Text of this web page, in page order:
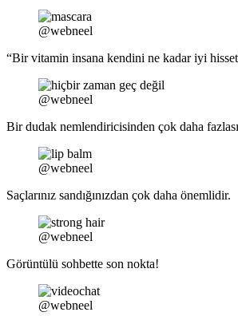
@webneel
“Bir vitamin insana kendini ne kadar iyi
@webneel
Bir dudak nemlendiricisinden çok daha
@webneel
Saçlarınız sandığınızdan çok daha önemlidir.
@webneel
Görüntülü sohbette son nokta!
@webneel